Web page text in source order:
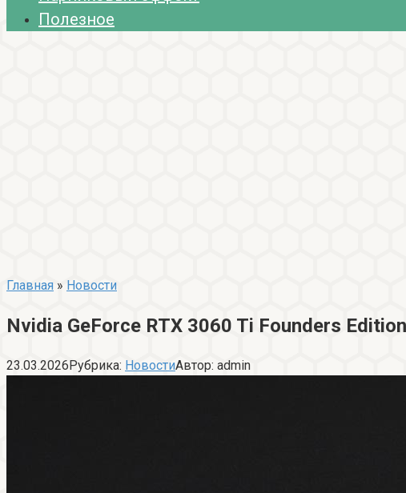
Полезное
Главная » Новости
Nvidia GeForce RTX 3060 Ti Founders
23.03.2026Рубрика: НовостиАвтор: admin